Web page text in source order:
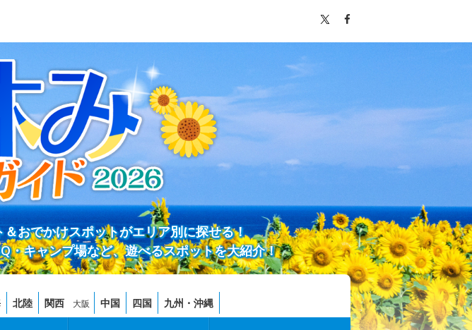
おでかけスポットがエリア別に探せる！
・キャンプ場など、遊べるスポットを大紹介！
北陸 関西 大阪 中国 四国 九州・沖縄